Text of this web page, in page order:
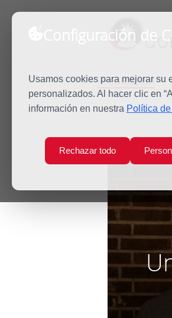
Configuración de
Usamos cookies para mejorar su
personalizados. Al hacer clic en
información en nuestra Política
Rechazar todo
Predicación
Inicio Noticias